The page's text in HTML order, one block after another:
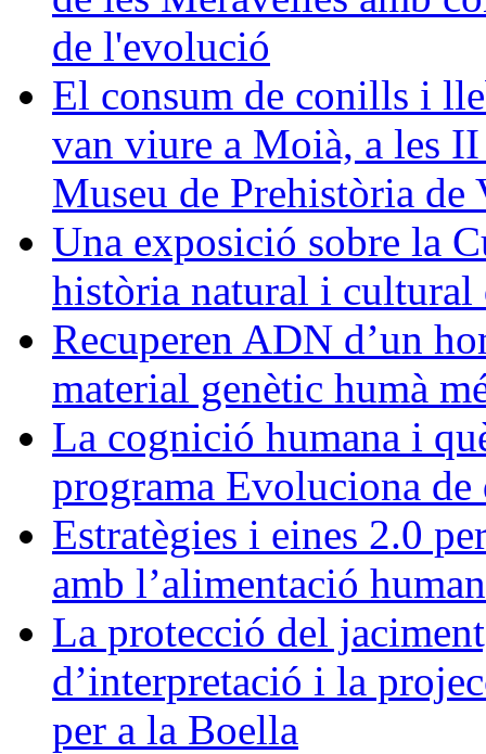
de l'evolució
El consum de conills i
van viure a Moià, a les
Museu de Prehistòria de
Una exposició sobre la
història natural i cultural
Recuperen ADN d’un
material genètic humà
La cognició humana i
programa Evoluciona de
Estratègies i eines 2.0
amb l’alimentació
La protecció del
d’interpretació i la
per a la Boella